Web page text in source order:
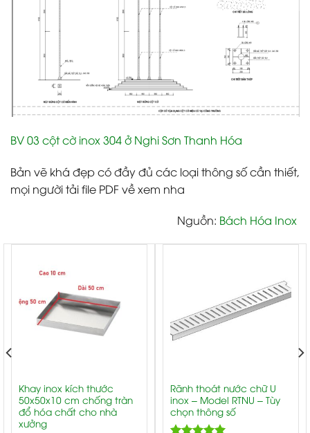
BV 03 cột cờ inox 304 ở Nghi Sơn Thanh Hóa
Bản vẽ khá đẹp có đầy đủ các loại thông số cần thiết,
mọi người tải file PDF về xem nha
Nguồn: Bách Hóa Inox
Khay inox kích thước
50x50x10 cm chống tràn
đổ hóa chất cho nhà
xưởng
Rãnh thoát nước chữ U
inox – Model RTNU – Tùy
chọn thông số